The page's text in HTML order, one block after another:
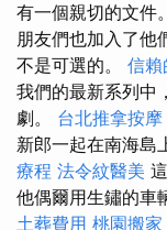
有一個親切的文件
朋友們也加入了他
不是可選的。 信賴
我們的最新系列中
劇。 台北推拿按摩
新郎一起在南海島
療程 法令紋醫美
他偶爾用生鏽的車
土葬費用 桃園搬家